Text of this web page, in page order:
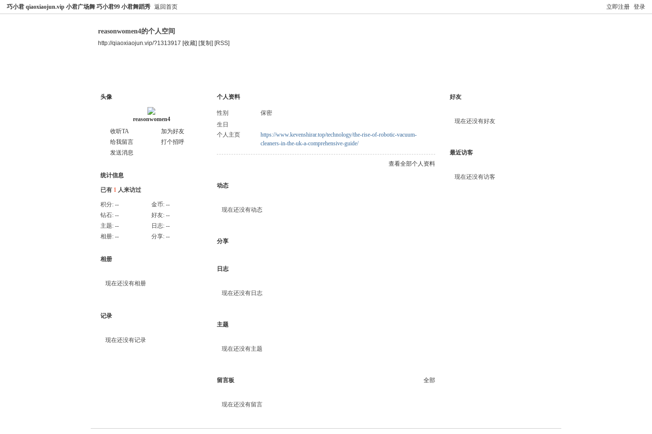
立即注册 登录
巧小君 qiaoxiaojun.vip 小君广场舞 巧小君99 小君舞蹈秀 返回首页
reasonwomen4的个人空间
http://qiaoxiaojun.vip/?1313917 [收藏] [复制] [RSS]
头像
reasonwomen4
收听TA
加为好友
给我留言
打个招呼
发送消息
统计信息
已有 1 人来访过
积分: -- 金币: --
钻石: -- 好友: --
主题: -- 日志: --
相册: -- 分享: --
相册
现在还没有相册
记录
现在还没有记录
个人资料
性别
保密
生日
个人主页
https://www.kevenshirar.top/technology/the-rise-of-robotic-vacuum-
cleaners-in-the-uk-a-comprehensive-guide/
查看全部个人资料
动态
现在还没有动态
分享
日志
现在还没有日志
主题
现在还没有主题
留言板 全部
现在还没有留言
好友
现在还没有好友
最近访客
现在还没有访客